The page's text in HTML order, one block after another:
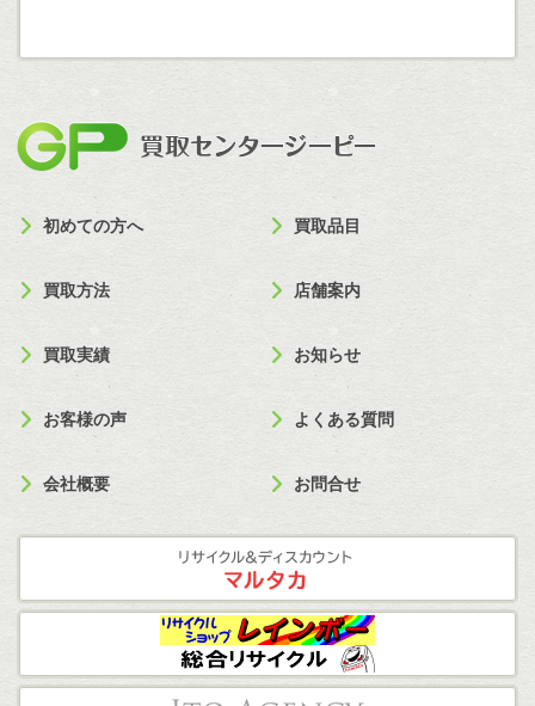
初めての方へ 買取品目
買取方法 店舗案内
買取実績 お知らせ
お客様の声 よくある質問
会社概要 お問合せ